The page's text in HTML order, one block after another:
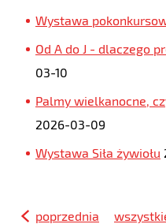
Wystawa
Od A do J - dlaczego
03-10
Palmy wielkanocne,
2026-03-09
Wystawa Siła żywiołu
poprzednia